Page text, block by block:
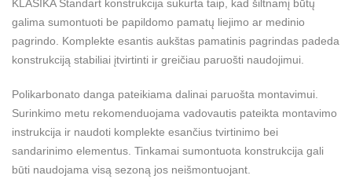
KLASIKA Standart konstrukcija sukurta taip, kad šiltnamį būtų
galima sumontuoti be papildomo pamatų liejimo ar medinio
pagrindo. Komplekte esantis aukštas pamatinis pagrindas padeda
konstrukciją stabiliai įtvirtinti ir greičiau paruošti naudojimui.
Polikarbonato danga pateikiama dalinai paruošta montavimui.
Surinkimo metu rekomenduojama vadovautis pateikta montavimo
instrukcija ir naudoti komplekte esančius tvirtinimo bei
sandarinimo elementus. Tinkamai sumontuota konstrukcija gali
būti naudojama visą sezoną jos neišmontuojant.